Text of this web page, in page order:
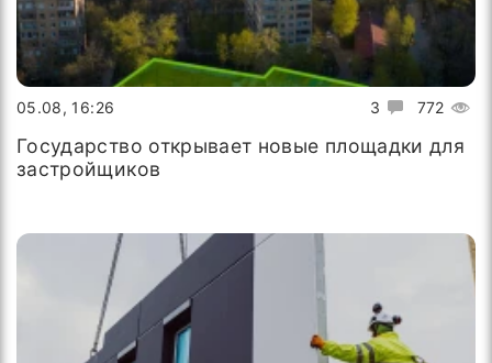
3 772
05.08, 16:26
Государство открывает новые площадки для
застройщиков